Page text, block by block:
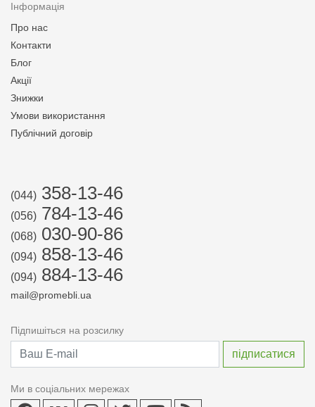
Інформація
Про нас
Контакти
Блог
Акції
Знижки
Умови використання
Публічний договір
(044) 358-13-46
(056) 784-13-46
(068) 030-90-86
(094) 858-13-46
(094) 884-13-46
mail@promebli.ua
Підпишіться на розсилку
Ми в соціальних мережах